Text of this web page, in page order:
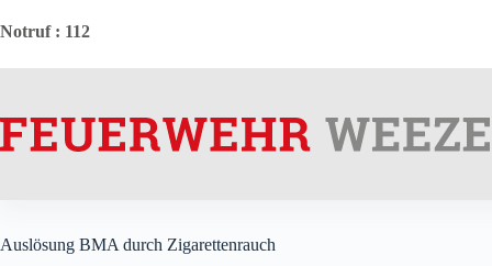
Inhalt
Notruf: 112
Auslösung BMA durch Zigarettenrauch